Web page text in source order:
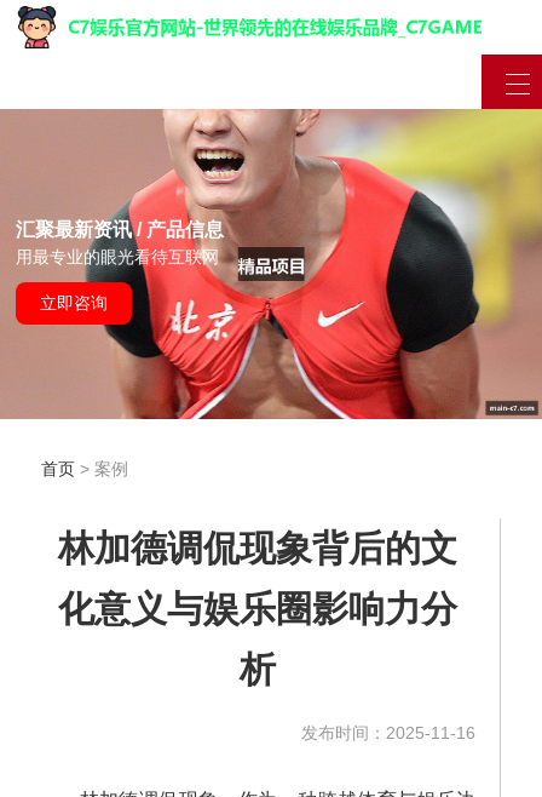
汇聚最新资讯 / 产品信息
用最专业的眼光看待互联网
立即咨询
首页> 案例
林加德调侃现象背后的文
化意义与娱乐圈影响力分
析
发布时间：2025-11-16